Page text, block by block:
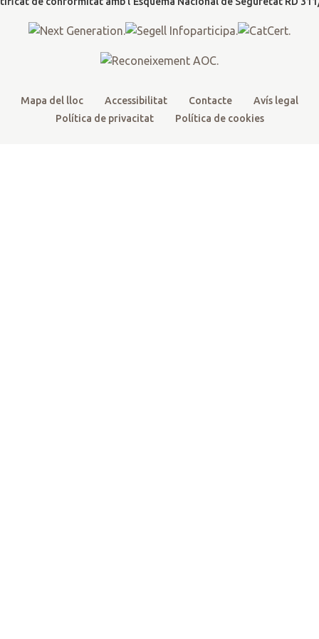
o
k
a
m
Mapa del lloc Accessibilitat Contacte
Avís legal
Política de privacitat
Política de cookies
t